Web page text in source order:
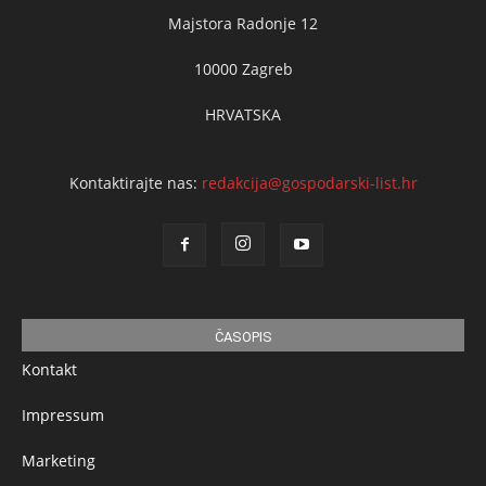
Majstora Radonje 12
10000 Zagreb
HRVATSKA
Kontaktirajte nas: redakcija@gospodarski-list.hr
ČASOPIS
Kontakt
Impressum
Marketing